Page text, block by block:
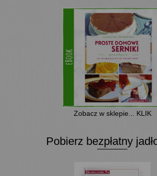
Zobacz w sklepie... KLIK
Pobierz bezpłatny